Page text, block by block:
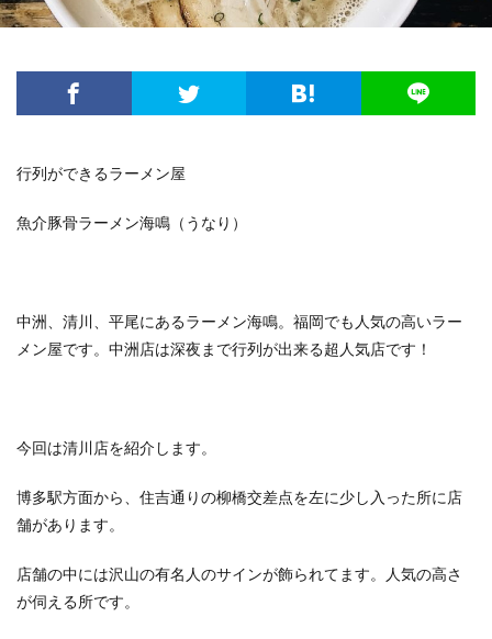
行列ができるラーメン屋
魚介豚骨ラーメン海鳴（うなり）
中洲、清川、平尾にあるラーメン海鳴。福岡でも人気の高いラー
メン屋です。中洲店は深夜まで行列が出来る超人気店です！
今回は清川店を紹介します。
博多駅方面から、住吉通りの柳橋交差点を左に少し入った所に店
舗があります。
店舗の中には沢山の有名人のサインが飾られてます。人気の高さ
が伺える所です。